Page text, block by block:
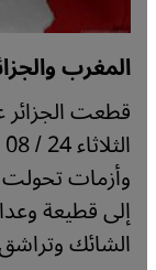
المغرب
قطعت الجزائر
وأزمات تحولت
إلى قطيعة
الشائك